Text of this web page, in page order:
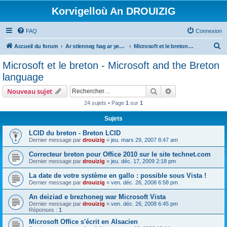
Korvigelloù An DROUIZIG
FAQ Connexion
Accueil du forum Ar stlenneg hag ar yezhoù bihan er bed a-bezh Microsoft et le breton - Microsoft and the Breton language
Microsoft et le breton - Microsoft and the Breton
language
Nouveau sujet Rechercher
24 sujets • Page 1 sur 1
Sujets
LCID du breton - Breton LCID
Dernier message par drouizig « jeu. mars 29, 2007 8:47 am
Correcteur breton pour Office 2010 sur le site technet.com
Dernier message par drouizig « jeu. déc. 17, 2009 2:18 pm
La date de votre système en gallo : possible sous Vista !
Dernier message par drouizig « ven. déc. 26, 2008 6:58 pm
An deiziad e brezhoneg war Microsoft Vista
Dernier message par drouizig « ven. déc. 26, 2008 6:45 pm
Réponses : 1
Microsoft Office s'écrit en Alsacien